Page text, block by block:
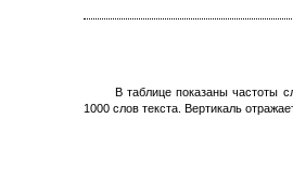
В таблице показаны частоты
1000 слов текста. Вертикаль